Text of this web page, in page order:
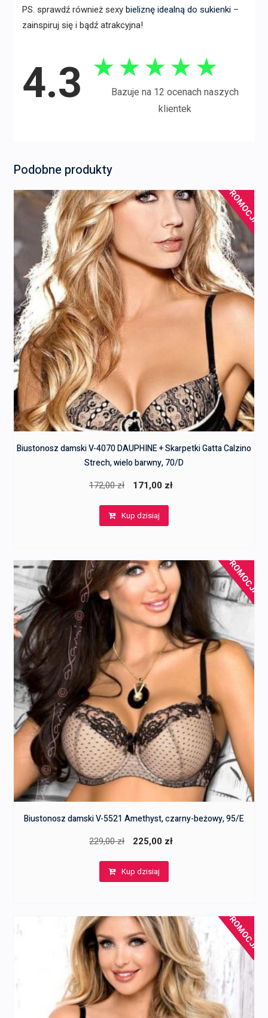
PS. sprawdź również sexy bieliznę idealną do sukienki–
zainspiruj się i bądź atrakcyjna!
4.3 ★ ★ ★ ★ ★
Bazuje na 12 ocenach naszych
klientek
Podobne produkty
PROMOCJA!
Biustonosz damski V-4070 DAUPHINE + Skarpetki Gatta Calzino
Strech, wielo barwny, 70/D
172,00zł
Pierwotna
wynosiła:
171,00 zł
Kup dzisiaj
PROMOCJA!
Biustonosz damski V-5521 Amethyst, czarny-beżowy, 95/E
229,00zł
Pierwotna
wynosiła:
225,00 zł
Kup dzisiaj
PROMOCJA!